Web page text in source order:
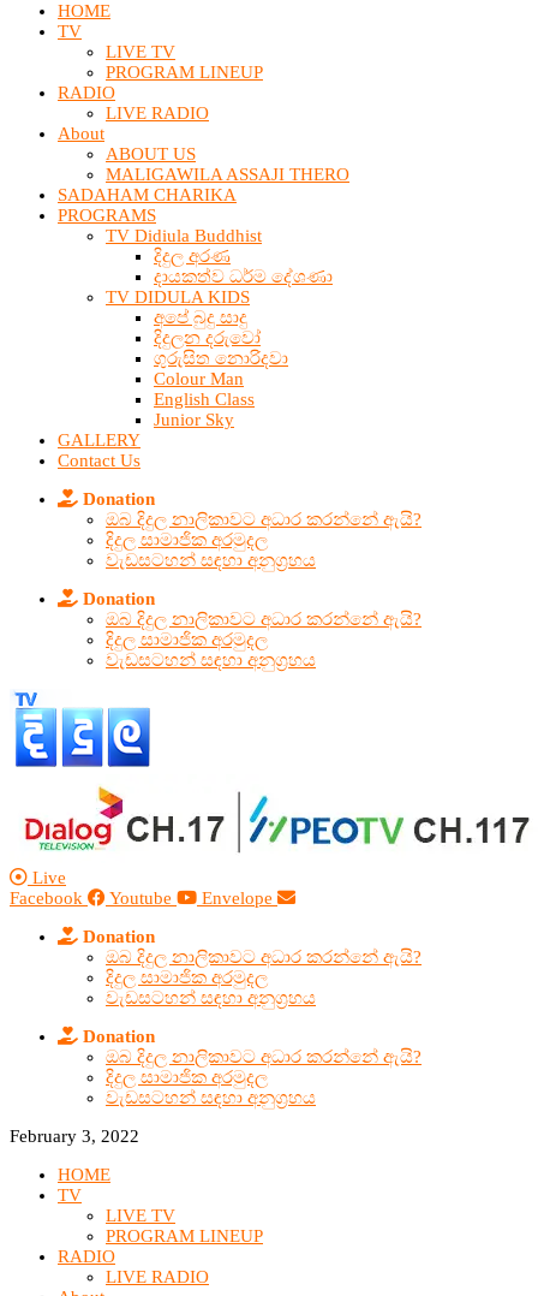
HOME
TV
LIVE TV
PROGRAM LINEUP
RADIO
LIVE RADIO
About
ABOUT US
MALIGAWILA ASSAJI THERO
SADAHAM CHARIKA
PROGRAMS
TV Didiula Buddhist
දිදුල අරණ
දායකත්ව ධර්ම දේශණා
TV DIDULA KIDS
අපේ බුදු සාදු
දිදුලන දරුවෝ
ගුරුසිත නොරිදවා
Colour Man
English Class
Junior Sky
GALLERY
Contact Us
Donation
ඔබ දිදුල නාලිකාවට අධාර කරන්නේ ඇයි?
දිදුල සාමාජික අරමුදල
වැඩසටහන් සඳහා අනුග්‍රහය
Donation
ඔබ දිදුල නාලිකාවට අධාර කරන්නේ ඇයි?
දිදුල සාමාජික අරමුදල
වැඩසටහන් සඳහා අනුග්‍රහය
Live
Facebook
Youtube Envelope
Donation
ඔබ දිදුල නාලිකාවට අධාර කරන්නේ ඇයි?
දිදුල සාමාජික අරමුදල
වැඩසටහන් සඳහා අනුග්‍රහය
Donation
ඔබ දිදුල නාලිකාවට අධාර කරන්නේ ඇයි?
දිදුල සාමාජික අරමුදල
වැඩසටහන් සඳහා අනුග්‍රහය
February 3, 2022
HOME
TV
LIVE TV
PROGRAM LINEUP
RADIO
LIVE RADIO